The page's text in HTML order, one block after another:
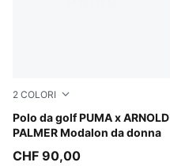
2 COLORI
Polo da golf PUMA x ARNOLD
PALMER Modalon da donna
Lemon Butter
CHF 90,00